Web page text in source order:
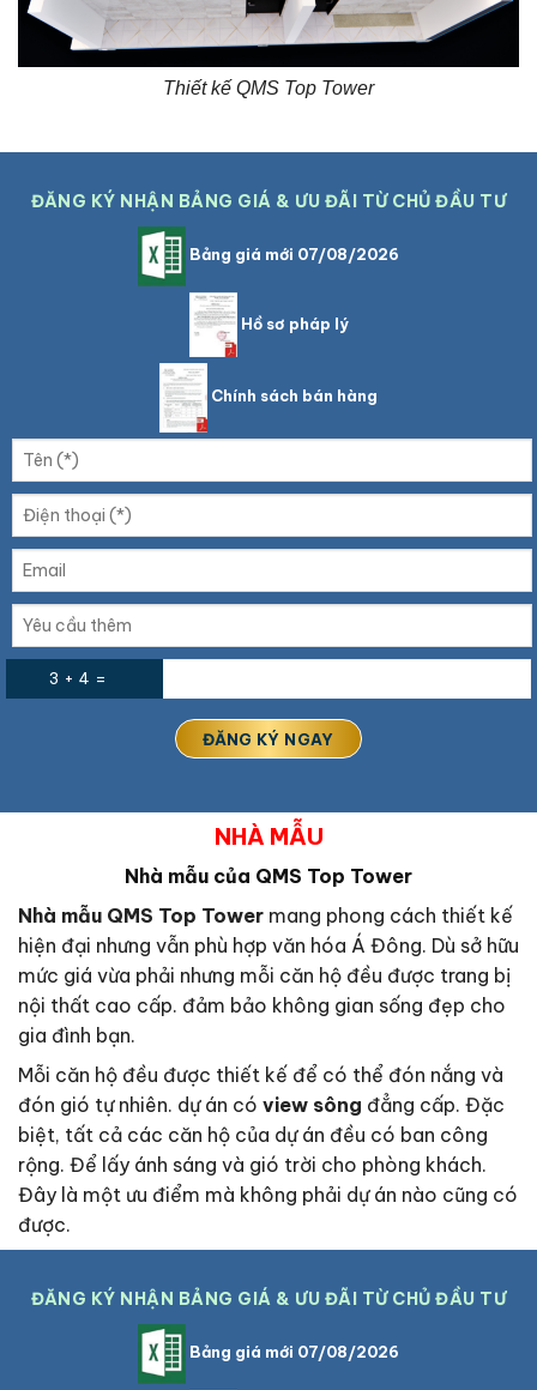
Thiết kế QMS Top Tower
ĐĂNG KÝ NHẬN BẢNG GIÁ & ƯU ĐÃI TỪ CHỦ ĐẦU TƯ
Bảng giá mới 07/08/2026
Hồ sơ pháp lý
Chính sách bán hàng
3 + 4 =
NHÀ MẪU
Nhà mẫu của QMS Top Tower
Nhà mẫu QMS Top Tower mang phong cách thiết kế
hiện đại nhưng vẫn phù hợp văn hóa Á Đông. Dù sở hữu
mức giá vừa phải nhưng mỗi căn hộ đều được trang bị
nội thất cao cấp. đảm bảo không gian sống đẹp cho
gia đình bạn.
Mỗi căn hộ đều được thiết kế để có thể đón nắng và
đón gió tự nhiên. dự án có view sông đẳng cấp. Đặc
biệt, tất cả các căn hộ của dự án đều có ban công
rộng. Để lấy ánh sáng và gió trời cho phòng khách.
Đây là một ưu điểm mà không phải dự án nào cũng có
được.
ĐĂNG KÝ NHẬN BẢNG GIÁ & ƯU ĐÃI TỪ CHỦ ĐẦU TƯ
Bảng giá mới 07/08/2026